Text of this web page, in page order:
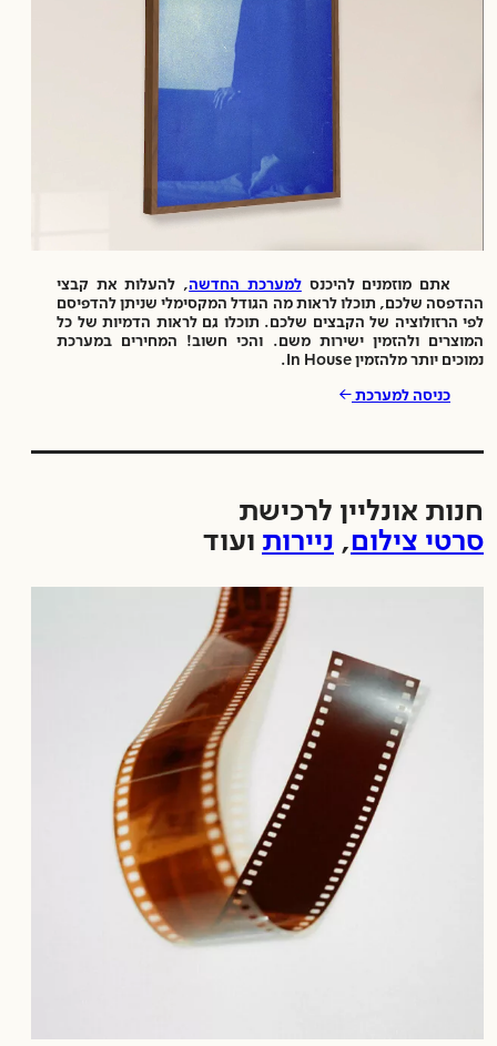
אתם מוזמנים להיכנסלמערכת החדשה, להעלות את קבצי
ההדפסה שלכם, תוכלו לראות מה הגודל המקסימלי שניתן להדפיסם
לפי הרזולוציה של הקבצים שלכם. תוכלו גם לראות הדמיות של כל
המוצרים ולהזמין ישירות משם. והכי חשוב! המחירים במערכת
נמוכים יותר מלהזמין In House.
כניסה למערכת →
חנות אונליין לרכישת
סרטי צילום, ניירות ועוד